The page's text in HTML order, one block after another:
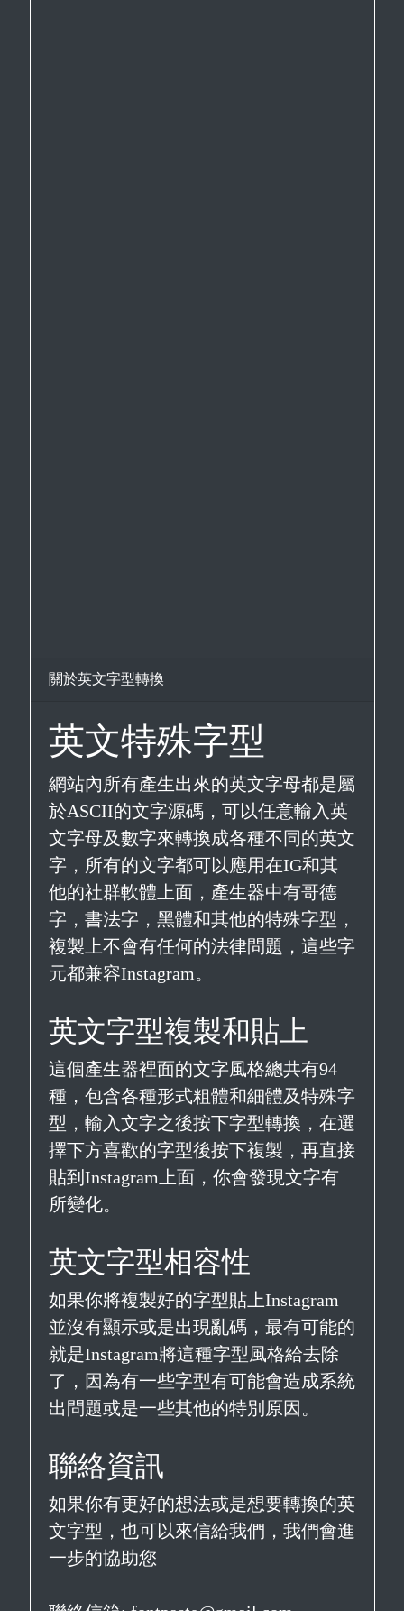
關於英文字型轉換
英文特殊字型
網站內所有產生出來的英文字母都是屬
於ASCII的文字源碼，可以任意輸入英
文字母及數字來轉換成各種不同的英文
字，所有的文字都可以應用在IG和其
他的社群軟體上面，產生器中有哥德
字，書法字，黑體和其他的特殊字型，
複製上不會有任何的法律問題，這些字
元都兼容Instagram。
英文字型複製和貼上
這個產生器裡面的文字風格總共有94
種，包含各種形式粗體和細體及特殊字
型，輸入文字之後按下字型轉換，在選
擇下方喜歡的字型後按下複製，再直接
貼到Instagram上面，你會發現文字有
所變化。
英文字型相容性
如果你將複製好的字型貼上Instagram
並沒有顯示或是出現亂碼，最有可能的
就是Instagram將這種字型風格給去除
了，因為有一些字型有可能會造成系統
出問題或是一些其他的特別原因。
聯絡資訊
如果你有更好的想法或是想要轉換的英
文字型，也可以來信給我們，我們會進
一步的協助您